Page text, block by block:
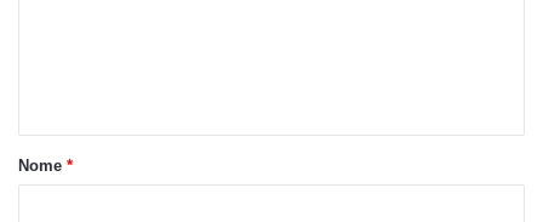
o
Nome *